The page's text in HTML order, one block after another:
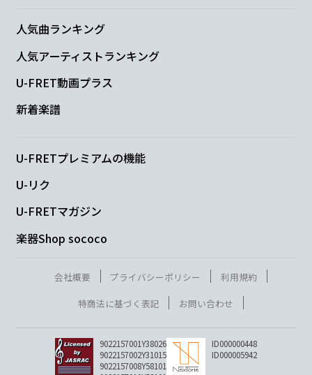
人気曲ランキング
人気アーティストランキング
U-FRET動画プラス
新着楽譜
U-FRETプレミアムの機能
U-リク
U-FRETマガジン
楽器Shop sococo
会社概要 プライバシーポリシー
利用規約
特商法に基づく表記
お問い合わせ
9022157001Y38026
9022157002Y31015
9022157008Y58101
ID000000448
ID000005942